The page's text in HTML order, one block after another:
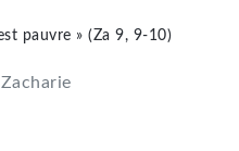
pauvre » (Za 9, 9-10)